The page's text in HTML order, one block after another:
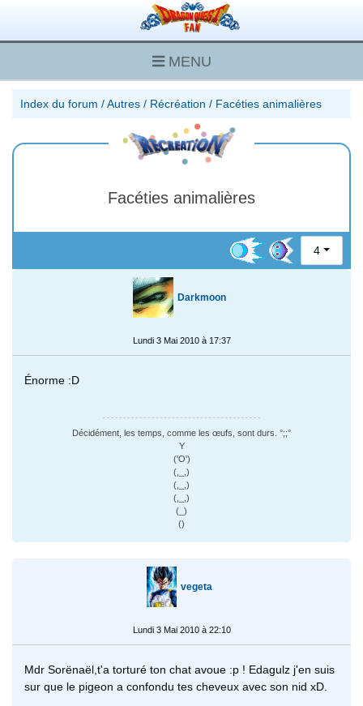
MENU
Index du forum /Autres / Récréation / Facéties animalières
Facéties animalières
4
Darkmoon
Lundi 3 Mai 2010 à 17:37
Énorme :D
Décidément, les temps, comme les œufs, sont durs. °;;°
Y
('O')
(,_,)
(,_,)
(,_,)
(_)
()
vegeta
Lundi 3 Mai 2010 à 22:10
Mdr Sorënaël,t'a torturé ton chat avoue :p ! Edagulz j'en suis
sur que le pigeon a confondu tes cheveux avec son nid xD.